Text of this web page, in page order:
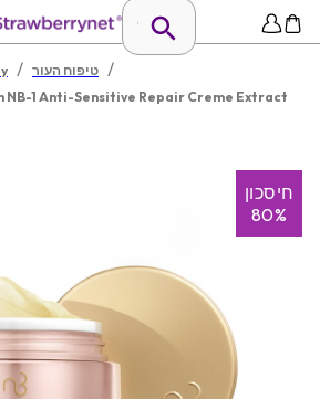
/ טיפוח העור /
NB-1 Anti-Sensitive Repair Creme Extract
חיסכון
80%